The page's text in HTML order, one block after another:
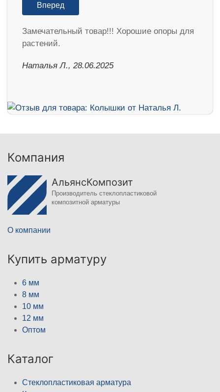
Вперед
Замечательный товар!!! Хорошие опоры для
растений.
Наталья Л., 28.06.2025
Компания
АльянсКомпозит
Производитель стеклопластиковой
композитной арматуры
О компании
Купить арматуру
6 мм
8 мм
10 мм
12 мм
Оптом
Каталог
Стеклопластиковая арматура